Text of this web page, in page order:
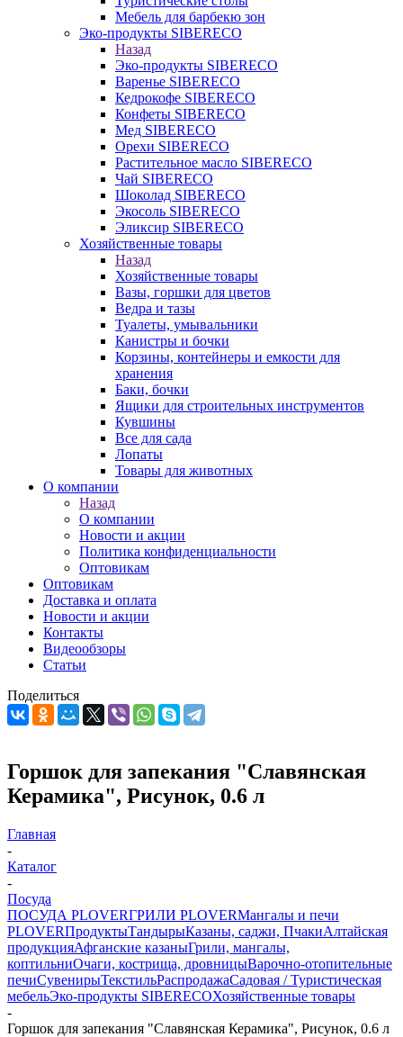
Мебель для барбекю зон
Эко-продукты SIBERECO
Назад
Эко-продукты SIBERECO
Варенье SIBERECO
Кедрокофе SIBERECO
Конфеты SIBERECO
Мед SIBERECO
Орехи SIBERECO
Растительное масло SIBERECO
Чай SIBERECO
Шоколад SIBERECO
Экосоль SIBERECO
Эликсир SIBERECO
Хозяйственные товары
Назад
Хозяйственные товары
Вазы, горшки для цветов
Ведра и тазы
Туалеты, умывальники
Канистры и бочки
Корзины, контейнеры и емкости для
хранения
Баки, бочки
Ящики для строительных инструментов
Кувшины
Все для сада
Лопаты
Товары для животных
О компании
Назад
О компании
Новости и акции
Политика конфиденциальности
Оптовикам
Оптовикам
Доставка и оплата
Новости и акции
Контакты
Видеообзоры
Статьи
Поделиться
Горшок для запекания "Славянская
Керамика", Рисунок, 0.6 л
Главная
-
Каталог
-
Посуда
ПОСУДА PLOVERГРИЛИ PLOVERМангалы и печи
PLOVERПродуктыТандырыКазаны, саджи, ПчакиАлтайская
продукцияАфганские казаныГрили, мангалы,
коптильниОчаги, кострища, дровницыВарочно-отопительные
печиСувенирыТекстильРаспродажаСадовая / Туристическая
мебельЭко-продукты SIBERECOХозяйственные товары
-
Горшок для запекания "Славянская Керамика", Рисунок, 0.6 л